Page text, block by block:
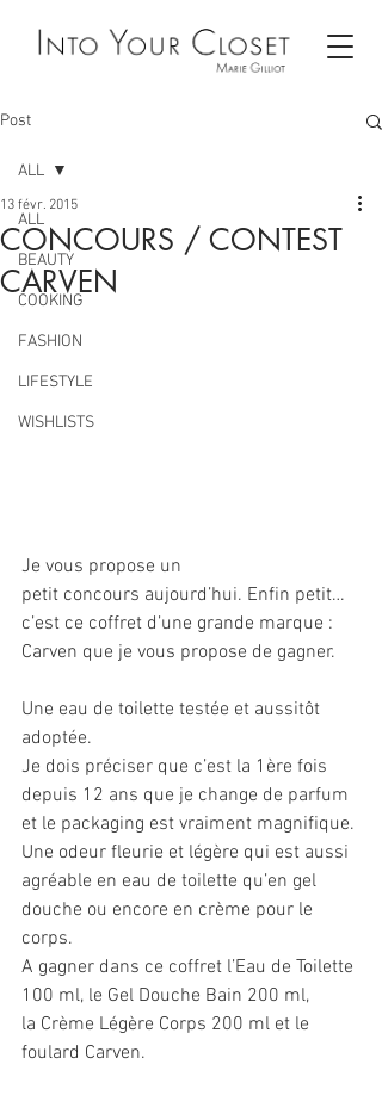
Post
ALL
BEAUTY
COOKING
FASHION
LIFESTYLE
WISHLISTS
ALL
CONCOURS / CONTEST
CARVEN
13 févr. 2015
Je vous propose un
petit concours aujourd’hui. Enfin petit…
c’est ce coffret d’une grande marque :
Carven que je vous propose de gagner.
Une eau de toilette testée et aussitôt
adoptée.
Je dois préciser que c’est la 1ère fois
depuis 12 ans que je change de parfum
et le packaging est vraiment magnifique.
Une odeur fleurie et légère qui est aussi
agréable en eau de toilette qu’en gel
douche ou encore en crème pour le
corps.
A gagner dans ce coffret l’Eau de Toilette
100 ml, le Gel Douche Bain 200 ml,
la Crème Légère Corps 200 ml et le
foulard Carven.